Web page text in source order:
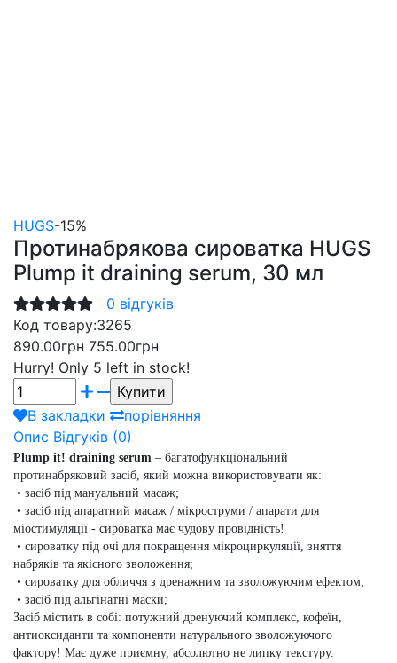
HUGS-15%
Протинабрякова сироватка HUGS
Plump it draining serum, 30 мл
0 відгуків
Код товару:3265
890.00грн 755.00грн
Hurry! Only 5 left in stock!
В закладки
порівняння
Опис Відгуків (0)
Plump it! draining serum – багатофункціональний
протинабряковий засіб, який можна використовувати як:
• засіб під мануальний масаж;
• засіб під апаратний масаж / мікроструми / апарати для
міостимуляції - сироватка має чудову провідність!
• сироватку під очі для покращення мікроциркуляції, зняття
набряків та якісного зволоження;
• сироватку для обличчя з дренажним та зволожуючим ефектом;
• засіб під альгінатні маски;
Засіб містить в собі: потужний дренуючий комплекс, кофеїн,
антиоксиданти та компоненти натурального зволожуючого
фактору! Має дуже приємну, абсолютно не липку текстуру.